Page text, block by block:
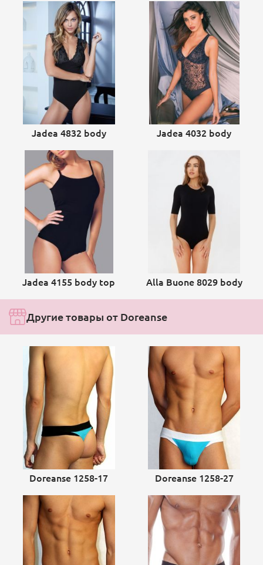
Jadea 4832 body Jadea 4032 body
Jadea 4155 body top Alla Buone 8029 body
Другие товары от Doreanse
Doreanse 1258-17 Doreanse 1258-27